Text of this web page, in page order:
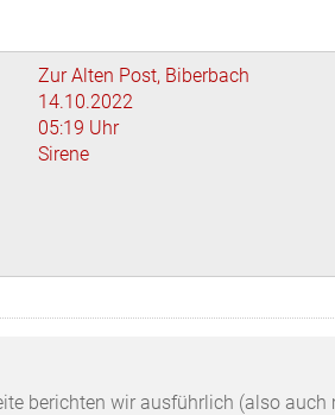
Zur Alten Post, Biberbach
14.10.2022
05:19 Uhr
Sirene
berichten wir ausführlich (also